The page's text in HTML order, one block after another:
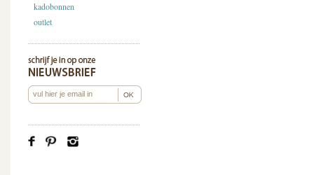
kadobonnen
outlet